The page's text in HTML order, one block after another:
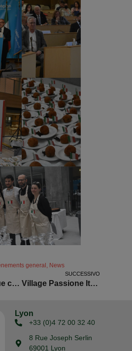
general News
Mamma mia, que c’est bio !
SUCCESSIVO
Village Passione Italiana à Grenoble
Lyon
+33 (0)4 72 00 32 40
8 Rue Joseph Serlin
69001 Lyon